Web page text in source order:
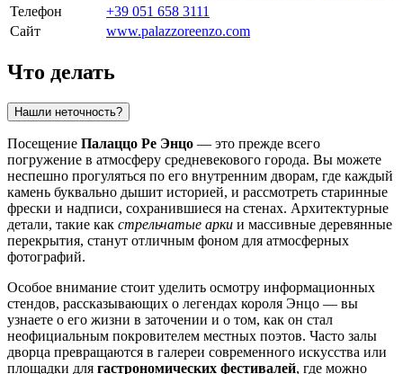
Телефон
+39 051 658 3111
Сайт
www.palazzoreenzo.com
Что делать
Нашли неточность?
Посещение Палаццо Ре Энцо — это прежде всего
погружение в атмосферу средневекового города. Вы можете
неспешно прогуляться по его внутренним дворам, где каждый
камень буквально дышит историей, и рассмотреть старинные
фрески и надписи, сохранившиеся на стенах. Архитектурные
детали, такие как стрельчатые арки и массивные деревянные
перекрытия, станут отличным фоном для атмосферных
фотографий.
Особое внимание стоит уделить осмотру информационных
стендов, рассказывающих о легендах короля Энцо — вы
узнаете о его жизни в заточении и о том, как он стал
неофициальным покровителем местных поэтов. Часто залы
дворца превращаются в галереи современного искусства или
площадки для гастрономических фестивалей, где можно